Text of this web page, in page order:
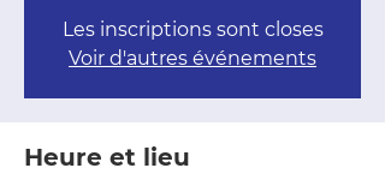
Les inscriptions sont closes
Voir d'autres événements
Heure et lieu